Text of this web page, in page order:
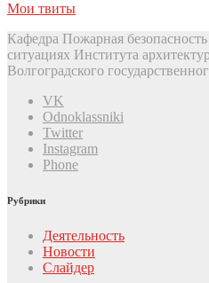
Мои твиты
Кафедра Пожарная
ситуациях Института
Волгоградского
VK
Odnoklassniki
Twitter
Instagram
Phone
Рубрики
Деятельность
Новости
Слайдер